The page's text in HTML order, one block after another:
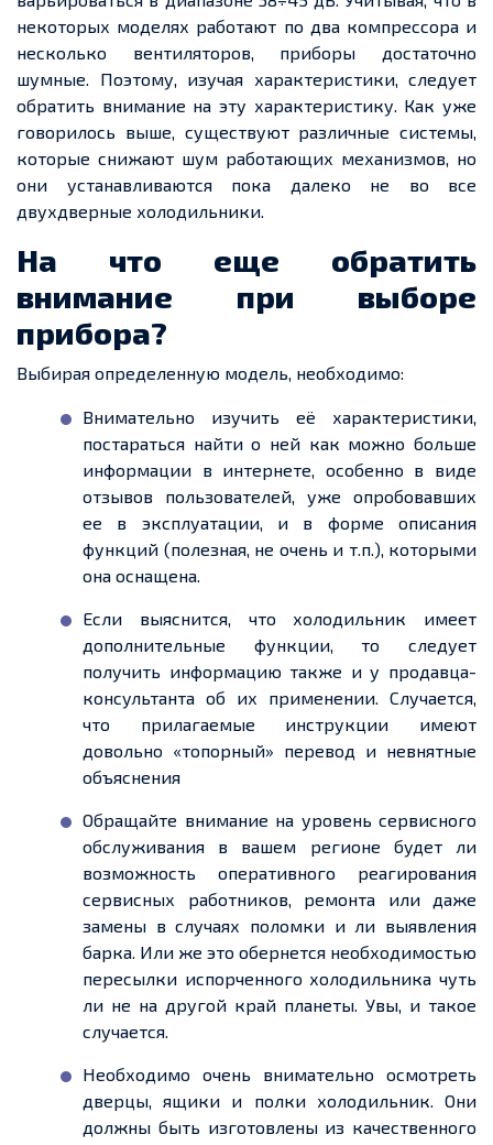
некоторых моделях работают по два компрессора и
несколько вентиляторов, приборы достаточно
шумные. Поэтому, изучая характеристики, следует
обратить внимание на эту характеристику. Как уже
говорилось выше, существуют различные системы,
которые снижают шум работающих механизмов, но
они устанавливаются пока далеко не во все
двухдверные холодильники.
На что еще обратить
внимание при выборе
прибора?
Выбирая определенную модель, необходимо:
Внимательно изучить её характеристики,
постараться найти о ней как можно больше
информации в интернете, особенно в виде
отзывов пользователей, уже опробовавших
ее в эксплуатации, и в форме описания
функций (полезная, не очень и т.п.), которыми
она оснащена.
Если выяснится, что холодильник имеет
дополнительные функции, то следует
получить информацию также и у продавца-
консультанта об их применении. Случается,
что прилагаемые инструкции имеют
довольно «топорный» перевод и невнятные
объяснения
Обращайте внимание на уровень сервисного
обслуживания в вашем регионе будет ли
возможность оперативного реагирования
сервисных работников, ремонта или даже
замены в случаях поломки и ли выявления
барка. Или же это обернется необходимостью
пересылки испорченного холодильника чуть
ли не на другой край планеты. Увы, и такое
случается.
Необходимо очень внимательно осмотреть
дверцы, ящики и полки холодильник. Они
должны быть изготовлены из качественного